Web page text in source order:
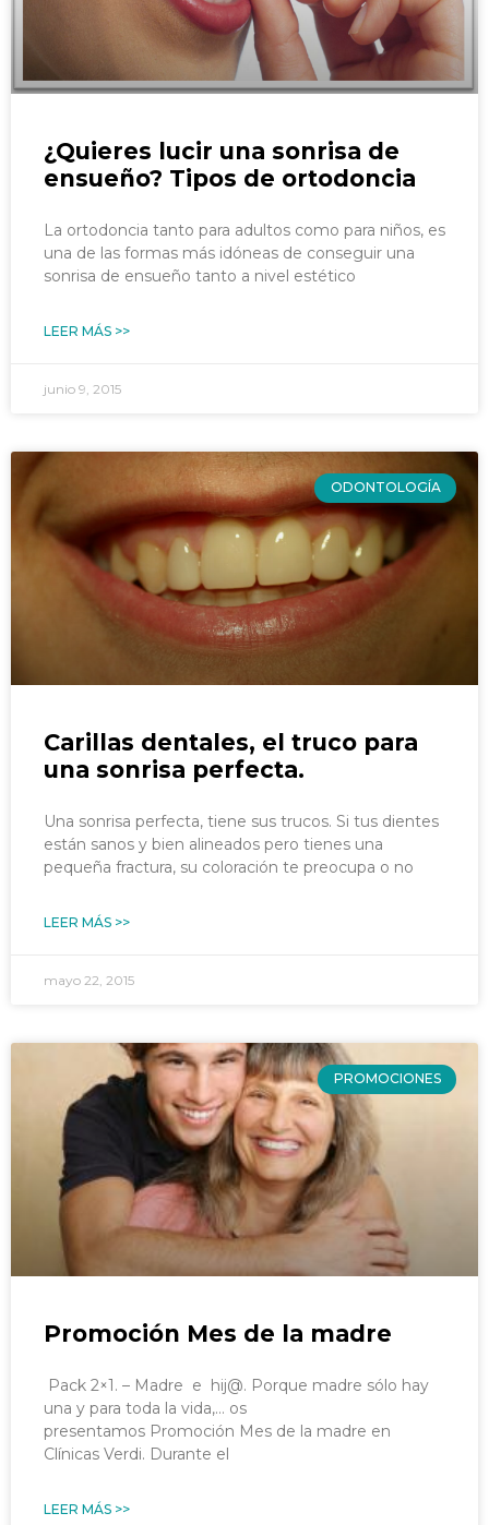
¿Quieres lucir una sonrisa de
ensueño? Tipos de ortodoncia
La ortodoncia tanto para adultos como para niños, es
una de las formas más idóneas de conseguir una
sonrisa de ensueño tanto a nivel estético
LEER MÁS >>
junio 9, 2015
ODONTOLOGÍA
Carillas dentales, el truco para
una sonrisa perfecta.
Una sonrisa perfecta, tiene sus trucos. Si tus dientes
están sanos y bien alineados pero tienes una
pequeña fractura, su coloración te preocupa o no
LEER MÁS >>
mayo 22, 2015
PROMOCIONES
Promoción Mes de la madre
Pack 2×1. – Madre e hij@. Porque madre sólo hay
una y para toda la vida,… os
presentamos Promoción Mes de la madre en
Clínicas Verdi. Durante el
LEER MÁS >>